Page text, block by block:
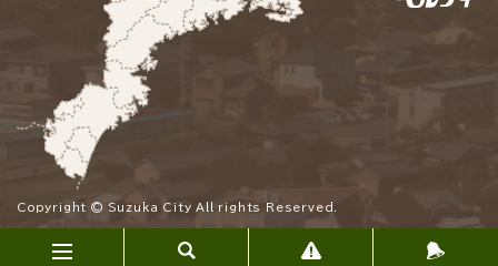
Copyright © Suzuka City All rights Reserved.